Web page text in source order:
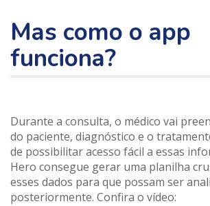
Mas como o app
funciona?
Durante a consulta, o médico vai
do paciente, diagnóstico e o
de possibilitar acesso fácil a essas
Hero consegue gerar uma planilha
esses dados para que possam ser
posteriormente. Confira o vídeo: